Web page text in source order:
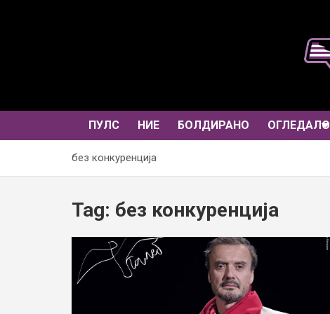
ПУЛС НИЕ БОЛДИРАНО ОГЛЕДАЛО
без конкуренција
Tag: без конкуренција